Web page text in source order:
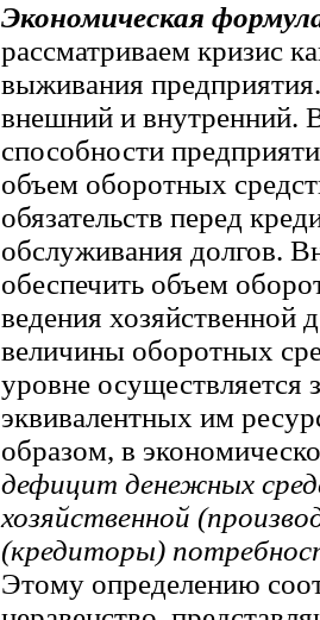
Экономическая
рассматриваем кризис
выживания
внешний и внутренний.
способности
объем оборотных
обязательств перед
обслуживания долгов.
обеспечить объем
ведения хозяйственной
величины оборотных
уровне осуществляется
эквивалентных им
образом, в
дефицит денежных
хозяйственной
(кредиторы)
Этому определению